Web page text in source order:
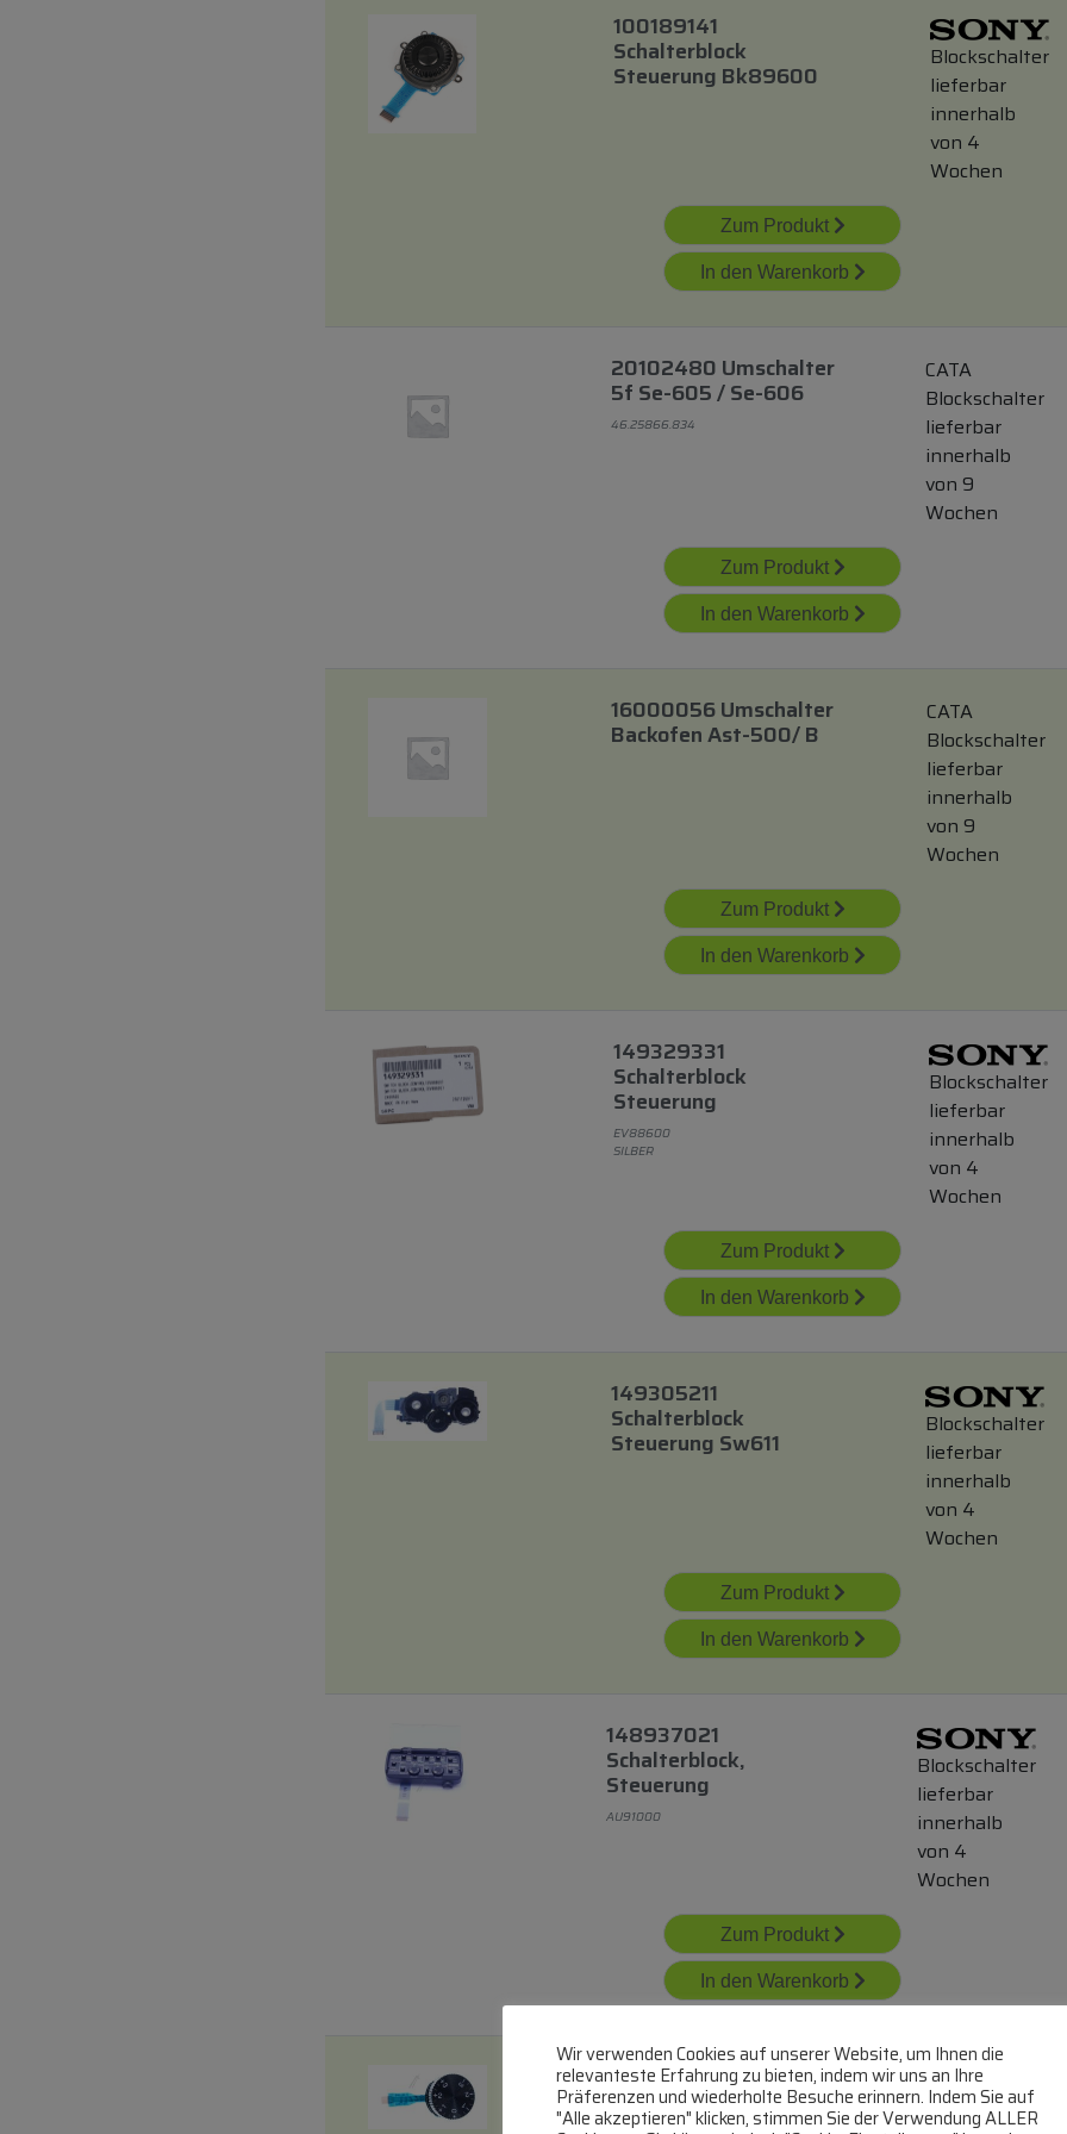
100189141
Schalterblock
Steuerung Bk89600
Blockschalter
lieferbar
innerhalb
von 4
Wochen
Zum Produkt
In den Warenkorb
20102480 Umschalter
5f Se-605 / Se-606
46.25866.834
CATA
Blockschalter
lieferbar
innerhalb
von 9
Wochen
Zum Produkt
In den Warenkorb
16000056 Umschalter
Backofen Ast-500/ B
CATA
Blockschalter
lieferbar
innerhalb
von 9
Wochen
Zum Produkt
In den Warenkorb
149329331
Schalterblock
Steuerung
EV88600
SILBER
Blockschalter
lieferbar
innerhalb
von 4
Wochen
Zum Produkt
In den Warenkorb
149305211
Schalterblock
Steuerung Sw611
Blockschalter
lieferbar
innerhalb
von 4
Wochen
Zum Produkt
In den Warenkorb
148937021
Schalterblock,
Steuerung
AU91000
Blockschalter
lieferbar
innerhalb
von 4
Wochen
Zum Produkt
In den Warenkorb
149329322
Schalterblock,
Steuerung
Blockschalter
Wir verwenden Cookies auf unserer Website, um Ihnen die
relevanteste Erfahrung zu bieten, indem wir uns an Ihre
Präferenzen und wiederholte Besuche erinnern. Indem Sie auf
"Alle akzeptieren" klicken, stimmen Sie der Verwendung ALLER